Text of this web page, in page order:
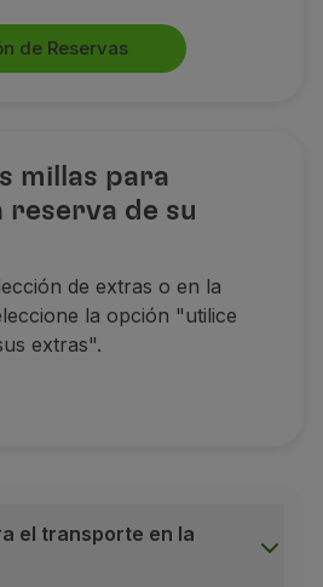
por el transporte de mascotas
millas correspondientes a su
paraClientes registrados en el
en vuelos operados por TAP,
de millas está limitada
por el transporte de mascotas
millas correspondientes a su
de Reservas
millas para
de su
de extras o en la
la opción "utilice
extras".
el transporte en la